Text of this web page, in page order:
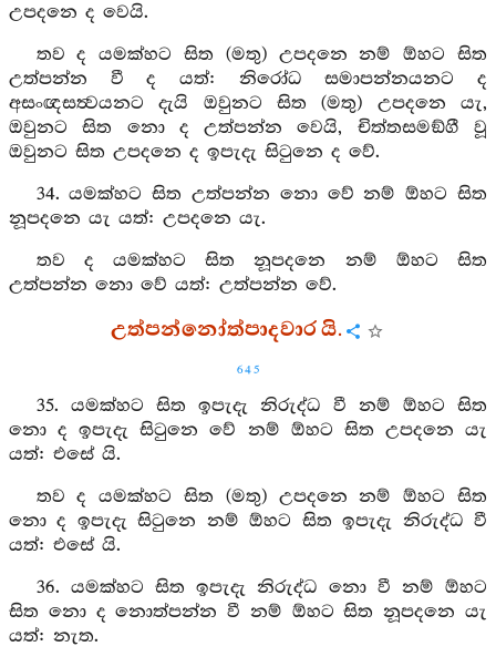
උපදනෙ ද වෙයි.
තව ද යමක්හට සිත (මතු) උපදනෙ නම් ඕහට සිත
උත්පන්න වී ද යත්: නිරෝධ සමාපන්නයනට ද
අසංඥසත්‍වයනට දැයි ඔවුනට සිත (මතු) උපදනෙ යැ,
ඔවුනට සිත නො ද උත්පන්න වෙයි, චිත්තසමඞ්ගී වූ
ඔවුනට සිත උපදනෙ ද ඉපැදැ සිටුනෙ ද වේ.
34. යමක්හට සිත උත්පන්න නො වේ නම් ඕහට සිත
නූපදනෙ යැ යත්: උපදනෙ යැ.
තව ද යමක්හට සිත නූපදනෙ නම් ඕහට සිත
උත්පන්න නො වේ යත්: උත්පන්න වේ.
උත්පන්නෝත්පාදවාර යි.
645
35. යමක්හට සිත ඉපැදැ නිරුද්ධ වී නම් ඕහට සිත
නො ද ඉපැදැ සිටුනෙ වේ නම් ඕහට සිත උපදනෙ යැ
යත්: එසේ යි.
තව ද යමක්හට සිත (මතු) උපදනෙ නම් ඕහට සිත
නො ද ඉපැදැ සිටුනෙ නම් ඕහට සිත ඉපැදැ නිරුද්ධ වී
යත්: එසේ යි.
36. යමක්හට සිත ඉපැදැ නිරුද්ධ නො වී නම් ඕහට
සිත නො ද නොත්පන්න වී නම් ඕහට සිත නූපදනෙ යැ
යත්: නැත.